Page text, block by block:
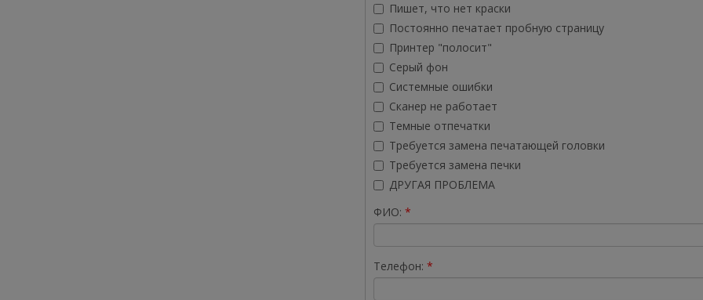
Пишет, что нет краски
Постоянно печатает пробную страницу
Принтер "полосит"
Серый фон
Системные ошибки
Сканер не работает
Темные отпечатки
Требуется замена печатающей головки
Требуется замена печки
ДРУГАЯ ПРОБЛЕМА
ФИО:
Телефон: